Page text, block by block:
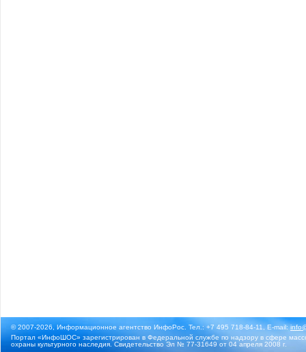
© 2007-2026, Информационное агентство ИнфоРос. Тел.: +7 495 718-84-11, E-mail:
Портал «ИнфоШОС» зарегистрирован в Федеральной службе по надзору в сфере
охраны культурного наследия. Свидетельство Эл № 77-31649 от 04 апреля 2008 г.